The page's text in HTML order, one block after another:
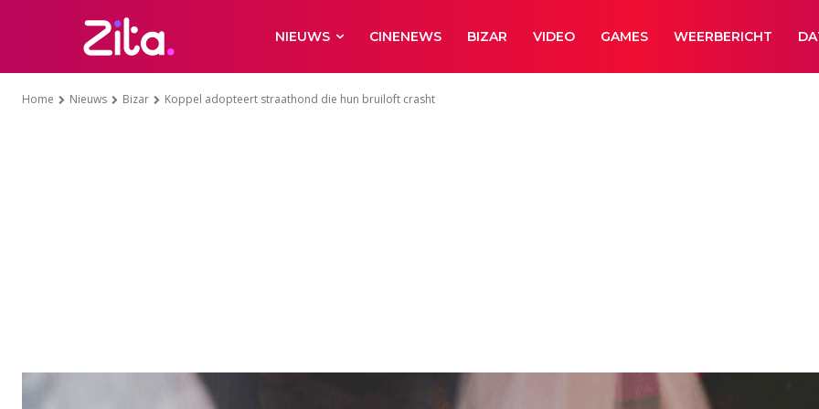
NIEUWS CINENEWS BIZAR VIDEO GAMES WEERBERICHT
Home Nieuws Bizar Koppel adopteert straathond die hun bruiloft crasht